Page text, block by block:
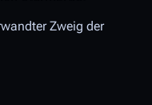
Zweig der